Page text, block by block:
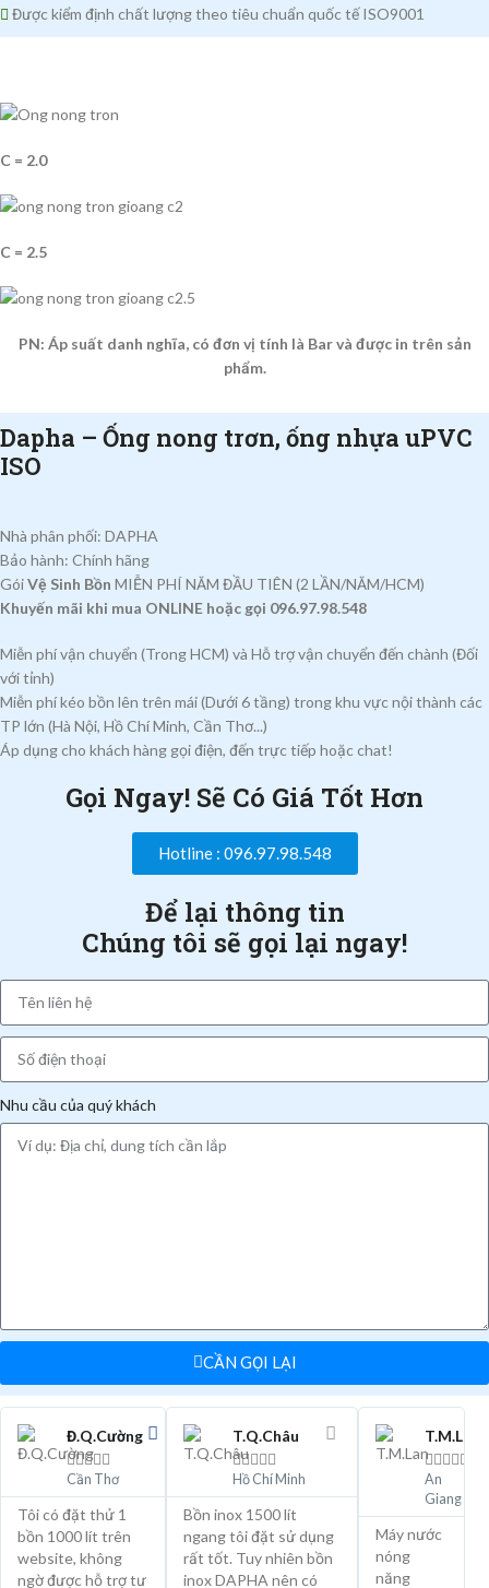
Được kiểm định chất lượng theo tiêu chuẩn quốc tế ISO9001
C = 2.0
C = 2.5
PN: Áp suất danh nghĩa, có đơn vị tính là Bar và được in trên sản
phẩm.
Dapha – Ống nong trơn, ống nhựa uPVC
ISO
Nhà phân phối: DAPHA
Bảo hành: Chính hãng
GóiVệ Sinh Bồn MIỄN PHÍ NĂM ĐẦU TIÊN (2 LẦN/NĂM/HCM)
Khuyến mãi khi mua ONLINE hoặc gọi 096.97.98.548
Miễn phí vận chuyển (Trong HCM) và Hỗ trợ vận chuyển đến chành (Đối
với tỉnh)
Miễn phí kéo bồn lên trên mái (Dưới 6 tầng) trong khu vực nội thành các
TP lớn (Hà Nội, Hồ Chí Minh, Cần Thơ...)
Áp dụng cho khách hàng gọi điện, đến trực tiếp hoặc chat!
Gọi Ngay! Sẽ Có Giá Tốt Hơn
Hotline : 096.97.98.548
Để lại thông tin
Chúng tôi sẽ gọi lại ngay!
Nhu cầu của quý khách
CẦN GỌI LẠI
Đ.Q.Cường

Cần Thơ
Tôi có đặt thử 1
bồn 1000 lít trên
website, không
ngờ được hỗ trợ tư
T.Q.Châu

Hồ Chí Minh
Bồn inox 1500 lít
ngang tôi đặt sử dụng
rất tốt. Tuy nhiên bồn
inox DAPHA nên có
T.M.Lan

An
Giang
Máy nước
nóng
năng